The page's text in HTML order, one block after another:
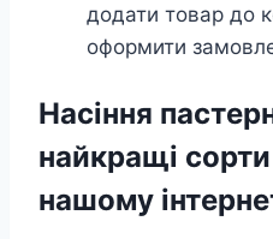
додати товар до
оформити
Насіння
найкращі
нашому